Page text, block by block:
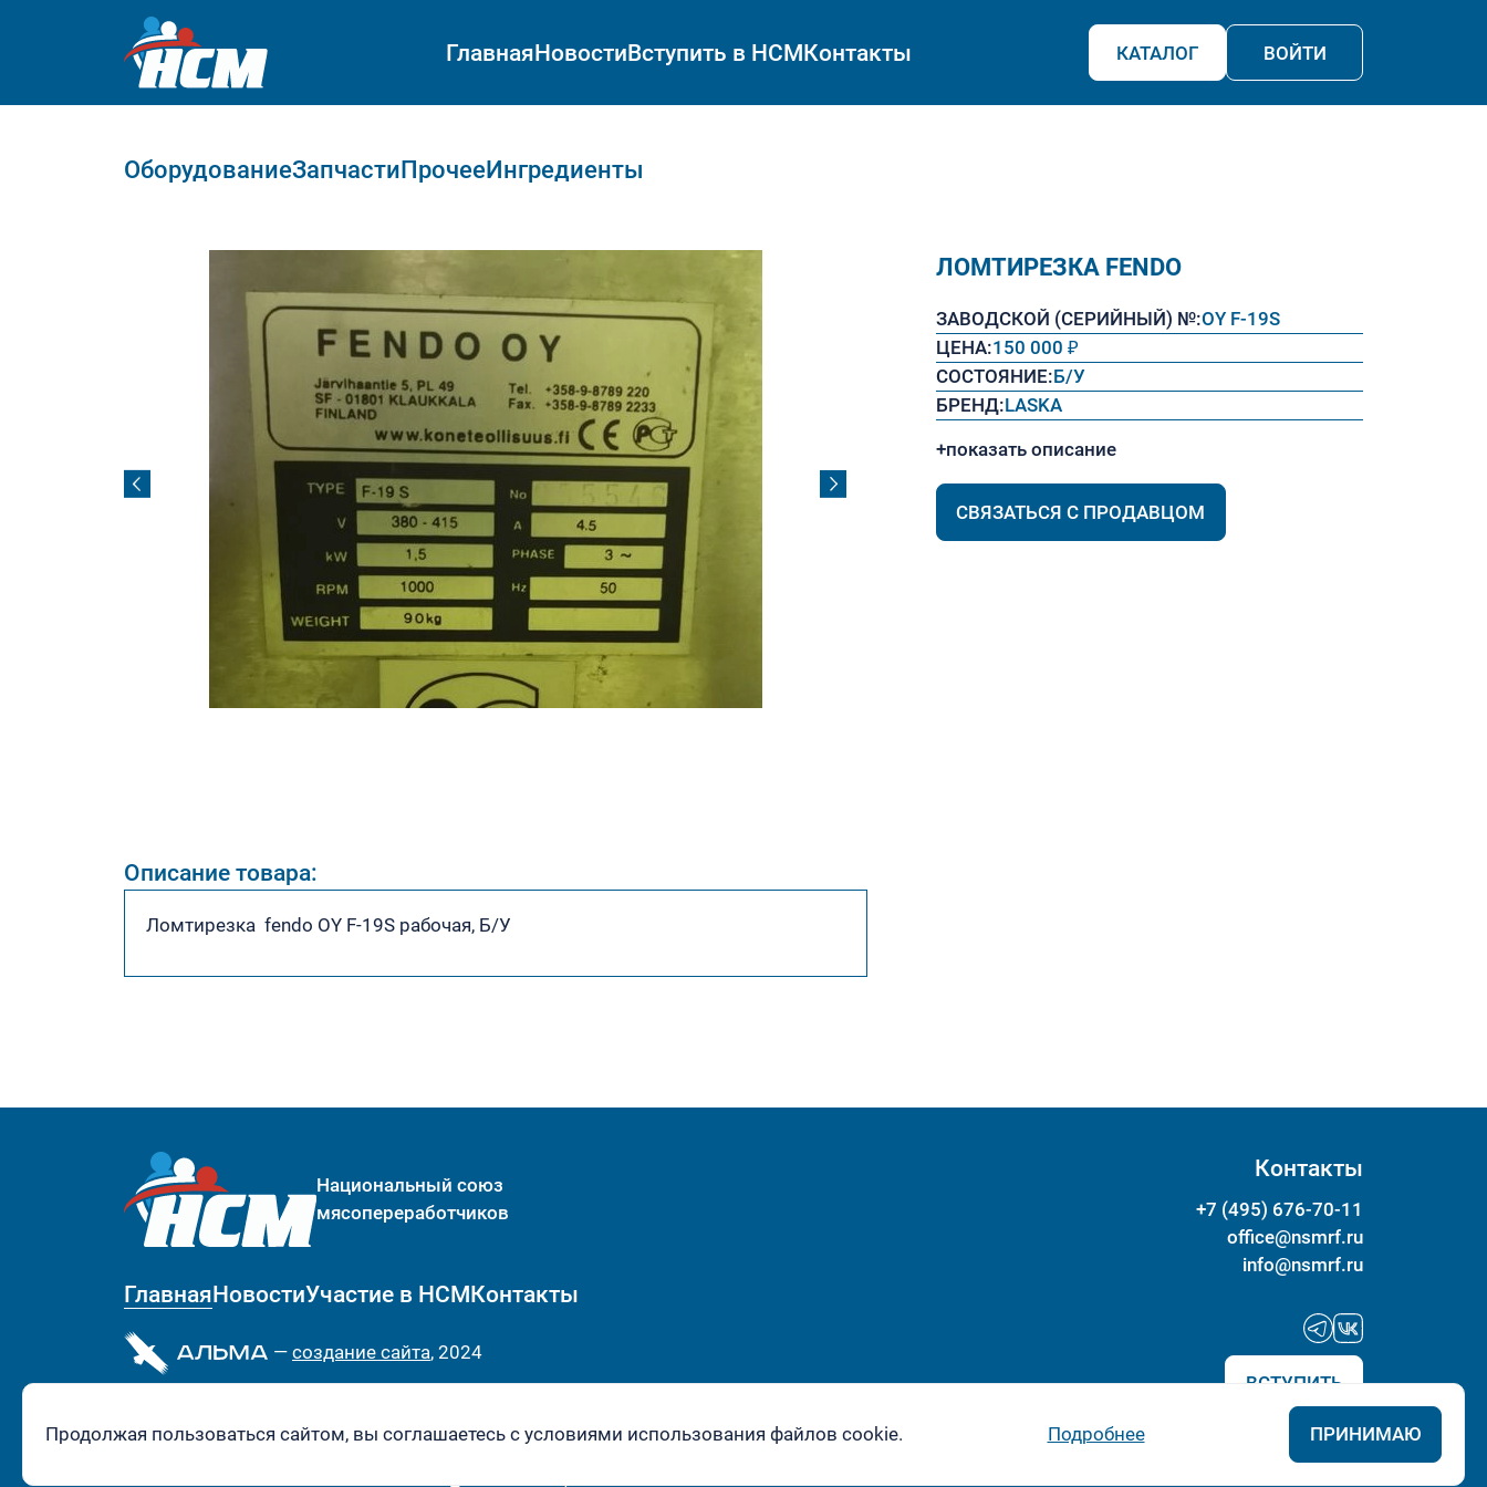
ГлавнаяНовостиВступить в НСМКонтакты КАТАЛОГ ВОЙТИ
ОборудованиеЗапчастиПрочееИнгредиенты
ЛОМТИРЕЗКА FENDO
ЗАВОДСКОЙ (СЕРИЙНЫЙ) №:OY F-19S
ЦЕНА:150 000 ₽
СОСТОЯНИЕ:Б/У
БРЕНД:LASKA
+показать описание
СВЯЗАТЬСЯ С ПРОДАВЦОМ
Описание товара:
Ломтирезка fendo OY F-19S рабочая, Б/У
Национальный союз
мясопереработчиков
ГлавнаяНовостиУчастие в НСМКонтакты
— cоздание сайта, 2024
Контакты
+7 (495) 676-70-11
office@nsmrf.ru
info@nsmrf.ru
ВСТУПИТЬ
Продолжая пользоваться сайтом, вы соглашаетесь с условиями использования файлов cookie. Подробнее ПРИНИМАЮ